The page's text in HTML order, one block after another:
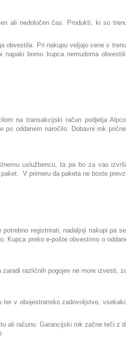
ali nedoločen čas. Produkti, ki so
obvestila. Pri nakupu veljajo cene v
napaki bomo kupca nemudoma
na transakcijski račun podjetja
po oddanem naročilo. Dobavni rok
uslužbencu, ta pa bo za vas
V primeru da paketa ne boste
registrirati, nadaljnji nakupi pa
preko e-pošte obvestimo o
različnih pogojev ne more izvesti,
v obojestransko zadovoljstvo,
ali računu. Garancijski rok začne teči z